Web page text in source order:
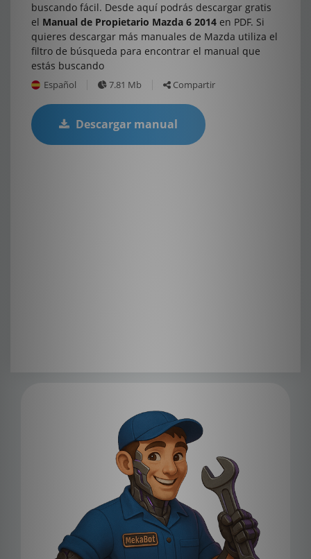
buscando fácil. Desde aquí podrás descargar gratis
el Manual de Propietario Mazda 6 2014 en PDF. Si
quieres descargar más manuales de Mazda utiliza el
filtro de búsqueda para encontrar el manual que
estás buscando
Español 7.81 Mb Compartir
Descargar manual